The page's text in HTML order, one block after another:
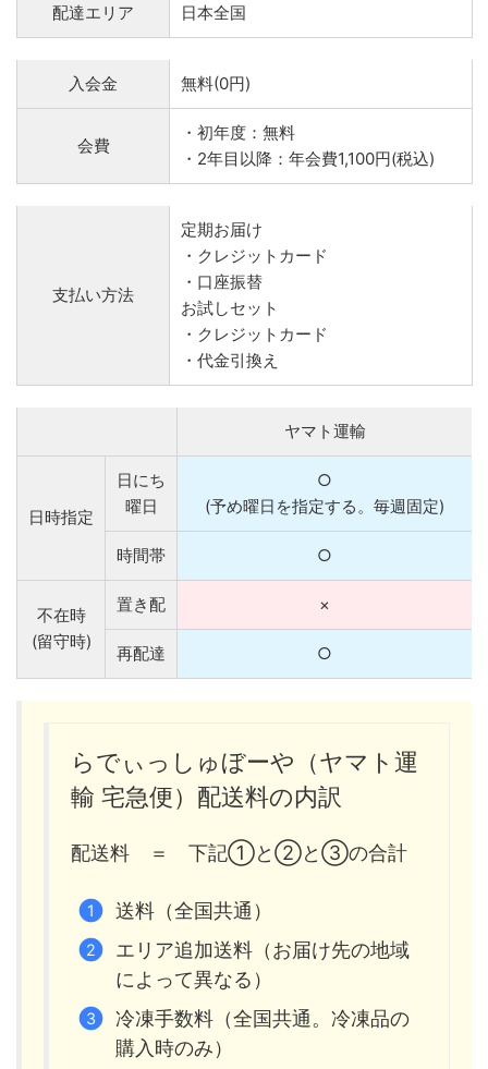
配達エリア 日本全国
入会金 無料(0円)
会費
・初年度：無料
・2年目以降：年会費1,100円(税込)
支払い方法
定期お届け
・クレジットカード
・口座振替
お試しセット
・クレジットカード
・代金引換え
ヤマト運輸
日時指定
日にち
曜日
○
(予め曜日を指定する。毎週固定)
時間帯 ○
不在時
(留守時)
置き配 ×
再配達 ○
らでぃっしゅぼーや（ヤマト運
輸 宅急便）配送料の内訳
配送料 ＝ 下記①と②と③の合計
送料（全国共通）
エリア追加送料（お届け先の地域
によって異なる）
冷凍手数料（全国共通。冷凍品の
購入時のみ）